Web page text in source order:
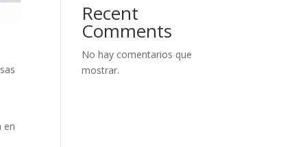
en
Recent
Comments
No hay comentarios que
mostrar.